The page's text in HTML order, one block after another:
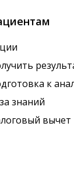
к
знаний
вычет